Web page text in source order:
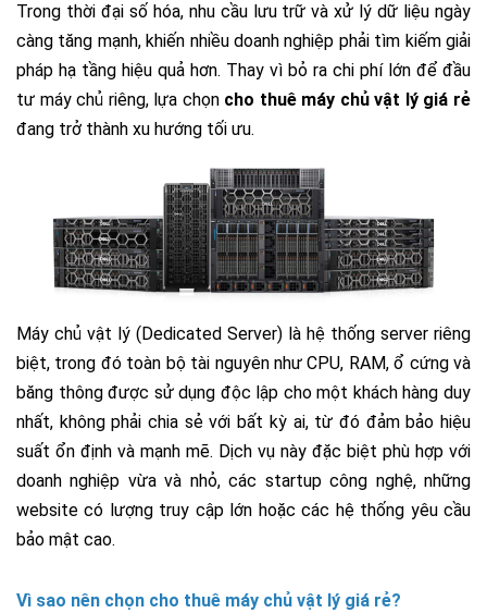
Trong thời đại số hóa, nhu cầu lưu trữ và xử lý dữ liệu ngày
càng tăng mạnh, khiến nhiều doanh nghiệp phải tìm kiếm giải
pháp hạ tầng hiệu quả hơn. Thay vì bỏ ra chi phí lớn để đầu
tư máy chủ riêng, lựa chọn cho thuê máy chủ vật lý giá rẻ
đang trở thành xu hướng tối ưu.
Máy chủ vật lý (Dedicated Server) là hệ thống server riêng
biệt, trong đó toàn bộ tài nguyên như CPU, RAM, ổ cứng và
băng thông được sử dụng độc lập cho một khách hàng duy
nhất, không phải chia sẻ với bất kỳ ai, từ đó đảm bảo hiệu
suất ổn định và mạnh mẽ. Dịch vụ này đặc biệt phù hợp với
doanh nghiệp vừa và nhỏ, các startup công nghệ, những
website có lượng truy cập lớn hoặc các hệ thống yêu cầu
bảo mật cao.
Vì sao nên chọn cho thuê máy chủ vật lý giá rẻ?